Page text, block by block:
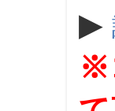
▶
※